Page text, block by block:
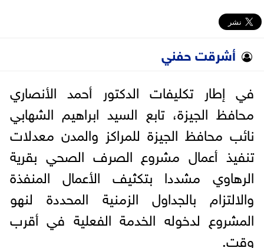
أشرقت حفني
في إطار تكليفات الدكتور أحمد الأنصاري
محافظ الجيزة، تابع السيد ابراهيم الشهابي
نائب محافظ الجيزة للمراكز والمدن معدلات
تنفيذ أعمال مشروع الصرف الصحي بقرية
الرهاوي مشددا بتكثيف الأعمال المنفذة
والالتزام بالجداول الزمنية المحددة لنهو
المشروع لدخوله الخدمة الفعلية في أقرب
وقت.